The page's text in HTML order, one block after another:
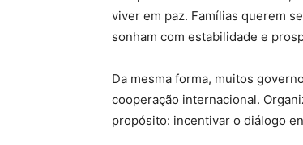
viver em paz. Famílias querem
sonham com estabilidade e
Da mesma forma, muitos
cooperação internacional.
propósito: incentivar o diálogo